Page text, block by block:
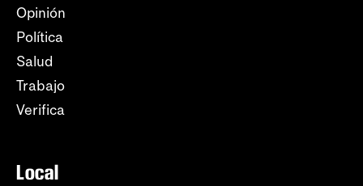
Opinión
Política
Salud
Trabajo
Verifica
Local